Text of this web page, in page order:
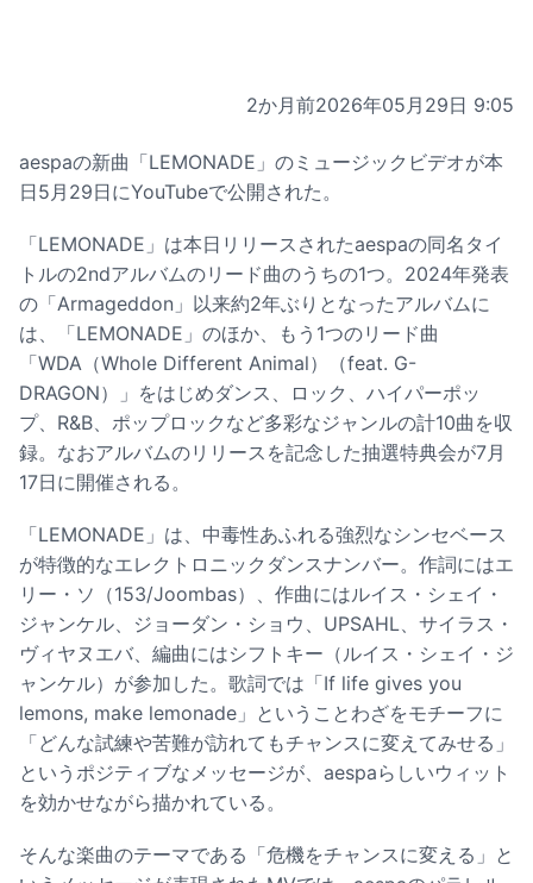
2か月前2026年05月29日 9:05
aespaの新曲「LEMONADE」のミュージックビデオが本
日5月29日にYouTubeで公開された。
「LEMONADE」は本日リリースされたaespaの同名タイ
トルの2ndアルバムのリード曲のうちの1つ。2024年発表
の「Armageddon」以来約2年ぶりとなったアルバムに
は、「LEMONADE」のほか、もう1つのリード曲
「WDA（Whole Different Animal）（feat. G-
DRAGON）」をはじめダンス、ロック、ハイパーポッ
プ、R&B、ポップロックなど多彩なジャンルの計10曲を収
録。なおアルバムのリリースを記念した抽選特典会が7月
17日に開催される。
「LEMONADE」は、中毒性あふれる強烈なシンセベース
が特徴的なエレクトロニックダンスナンバー。作詞にはエ
リー・ソ（153/Joombas）、作曲にはルイス・シェイ・
ジャンケル、ジョーダン・ショウ、UPSAHL、サイラス・
ヴィヤヌエバ、編曲にはシフトキー（ルイス・シェイ・ジ
ャンケル）が参加した。歌詞では「If life gives you
lemons, make lemonade」ということわざをモチーフに
「どんな試練や苦難が訪れてもチャンスに変えてみせる」
というポジティブなメッセージが、aespaらしいウィット
を効かせながら描かれている。
そんな楽曲のテーマである「危機をチャンスに変える」と